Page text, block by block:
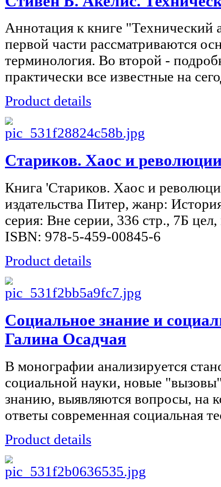
Аннотация к книге
первой части рассматриваются
терминология. Во второй -
практически все известные на
Product details
Стариков. Хаос и
Книга 'Стариков. Хаос и
издательства Питер, жанр:
серия: Вне серии, 336 стр., 7Б
ISBN: 978-5-459-00845-6
Product details
Социальное знание и
Галина Осадчая
В монографии анализируется
социальной науки, новые
знанию, выявляются вопросы, на
ответы современная социальная
Product details